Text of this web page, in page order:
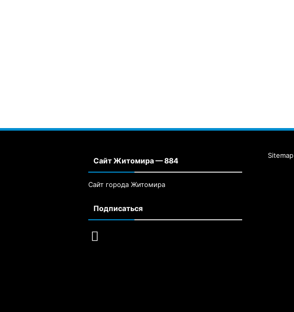
Сайт Житомира — 884
Сайт города Житомира
Подписаться
Sitemap